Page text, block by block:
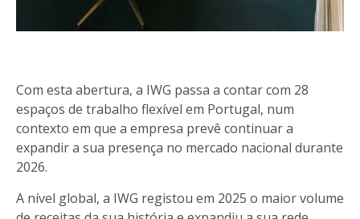
Com esta abertura, a IWG passa a contar com 28
espaços de trabalho flexível em Portugal, num
contexto em que a empresa prevê continuar a
expandir a sua presença no mercado nacional durante
2026.
A nível global, a IWG registou em 2025 o maior volume